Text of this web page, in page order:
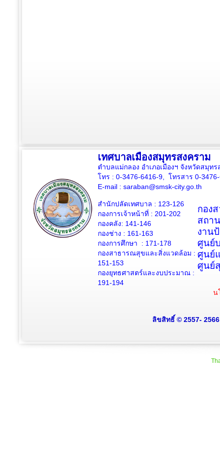
เทศบาลเมืองสมุทรสงคราม
ตำบลแม่กลอง อำเภอเมืองฯ จังหวัดสมุท
โทร : 0-3476-6416-9, โทรสาร 0-
E-mail : saraban@smsk-city.go.th
สำนักปลัดเทศบาล : 123-126
กองการเจ้าหน้าที่ : 201-202
กองคลัง: 141-146
กองช่าง : 161-163
กองการศึกษา : 171-178
กองสาธารณสุขและสิ่งแวดล้อม :
151-153
กองยุทธศาสตร์และงบประมาณ :
191-194
กอง
สถา
งาน
ศูนย์
ศูนย์
ศูนย์
น
ลิขสิทธิ์ © 2557-